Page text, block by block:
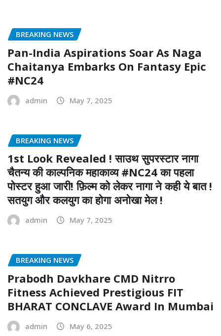
BREAKING NEWS
Pan-India Aspirations Soar As Naga
Chaitanya Embarks On Fantasy Epic
#NC24
admin May 7, 2025
BREAKING NEWS
1st Look Revealed ! साउथ सुपरस्टार नागा
चैतन्य की काल्पनिक महाकाव्य #NC24 का पहला
पोस्टर हुआ जारी! फ़िल्म को लेकर नागा ने कही ये बात !
सतयुग और कलयुग का होगा अनोखा मेल !
admin May 7, 2025
BREAKING NEWS
Prabodh Davkhare CMD Nitrro
Fitness Achieved Prestigious FIT
BHARAT CONCLAVE Award In Mumbai
admin May 6, 2025